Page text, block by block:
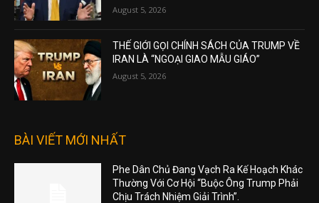
August 5, 2026
THẾ GIỚI GỌI CHÍNH SÁCH CỦA TRUMP VỀ
IRAN LÀ “NGOẠI GIAO MẪU GIÁO”
August 5, 2026
BÀI VIẾT MỚI NHẤT
Phe Dân Chủ Đang Vạch Ra Kế Hoạch Khác
Thường Với Cơ Hội “Buộc Ông Trump Phải
Chịu Trách Nhiệm Giải Trình”.